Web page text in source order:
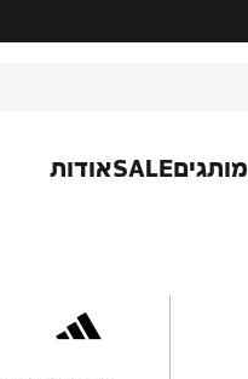
מותגיםSALEאודות